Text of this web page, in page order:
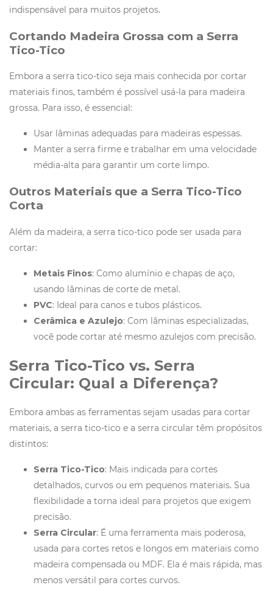
indispensável para muitos projetos.
Cortando Madeira Grossa com a Serra
Tico-Tico
Embora a serra tico-tico seja mais conhecida por cortar
materiais finos, também é possível usá-la para madeira
grossa. Para isso, é essencial:
Usar lâminas adequadas para madeiras espessas.
Manter a serra firme e trabalhar em uma velocidade
média-alta para garantir um corte limpo.
Outros Materiais que a Serra Tico-Tico
Corta
Além da madeira, a serra tico-tico pode ser usada para
cortar:
Metais Finos: Como alumínio e chapas de aço,
usando lâminas de corte de metal.
PVC: Ideal para canos e tubos plásticos.
Cerâmica e Azulejo: Com lâminas especializadas,
você pode cortar até mesmo azulejos com precisão.
Serra Tico-Tico vs. Serra
Circular: Qual a Diferença?
Embora ambas as ferramentas sejam usadas para cortar
materiais, a serra tico-tico e a serra circular têm propósitos
distintos:
Serra Tico-Tico: Mais indicada para cortes
detalhados, curvos ou em pequenos materiais. Sua
flexibilidade a torna ideal para projetos que exigem
precisão.
Serra Circular: É uma ferramenta mais poderosa,
usada para cortes retos e longos em materiais como
madeira compensada ou MDF. Ela é mais rápida, mas
menos versátil para cortes curvos.